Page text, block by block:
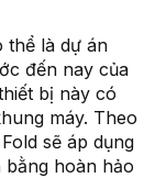
thể là dự án
đến nay của
bị này có
máy. Theo
sẽ áp dụng
hoàn hảo